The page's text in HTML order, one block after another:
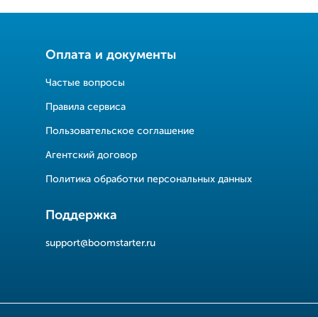
Оплата и документы
Частые вопросы
Правила сервиса
Пользовательское соглашение
Агентский договор
Политика обработки персональных данных
Поддержка
support@boomstarter.ru